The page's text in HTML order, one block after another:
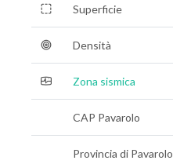
Superficie
Densità
Zona sismica
CAP Pavarolo
Provincia di Pavarolo